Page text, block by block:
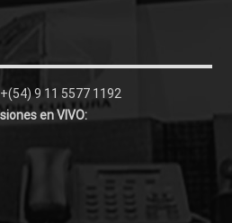
+(54) 9 11 5577 1192
en VIVO: